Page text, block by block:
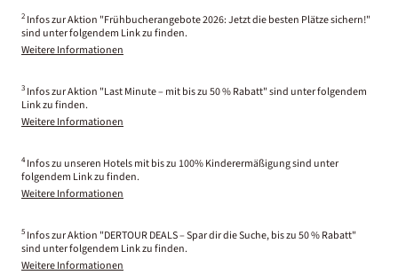
2 Infos zur Aktion "Frühbucherangebote 2026: Jetzt die besten Plätze sichern!"
sind unter folgendem Link zu finden.
Weitere Informationen
3 Infos zur Aktion "Last Minute – mit bis zu 50 % Rabatt" sind unter folgendem
Link zu finden.
Weitere Informationen
4 Infos zu unseren Hotels mit bis zu 100% Kinderermäßigung sind unter
folgendem Link zu finden.
Weitere Informationen
5 Infos zur Aktion "DERTOUR DEALS – Spar dir die Suche, bis zu 50 % Rabatt"
sind unter folgendem Link zu finden.
Weitere Informationen